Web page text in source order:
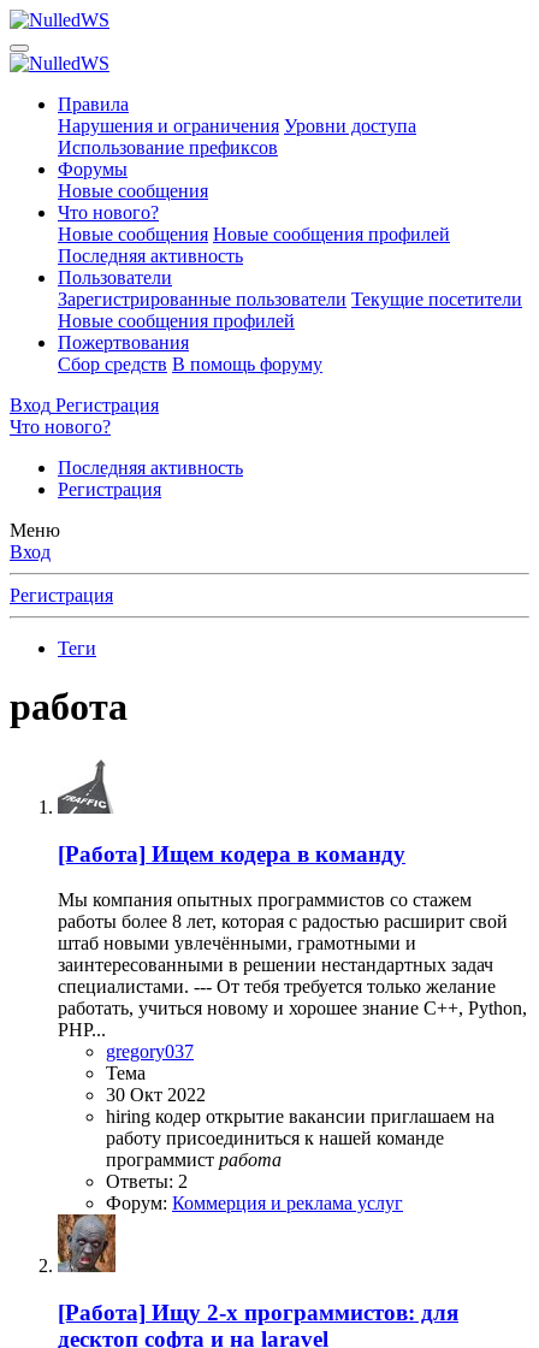
Правила
Нарушения и ограничения Уровни доступа
Использование префиксов
Форумы
Новые сообщения
Что нового?
Новые сообщения Новые сообщения профилей
Последняя активность
Пользователи
Зарегистрированные пользователи Текущие посетители
Новые сообщения профилей
Пожертвования
Сбор средств В помощь форуму
Вход Регистрация
Что нового?
Последняя активность
Регистрация
Меню
Вход
Регистрация
Теги
работа
[Работа] Ищем кодера в команду
Мы компания опытных программистов со стажем
работы более 8 лет, которая с радостью расширит свой
штаб новыми увлечёнными, грамотными и
заинтересованными в решении нестандартных задач
специалистами. --- От тебя требуется только желание
работать, учиться новому и хорошее знание C++, Python,
PHP...
gregory037
Тема
30 Окт 2022
hiring кодер открытие вакансии приглашаем на
работу присоединиться к нашей команде
программист работа
Ответы: 2
Форум: Коммерция и реклама услуг
[Работа] Ищу 2-х программистов: для
десктоп софта и на laravel